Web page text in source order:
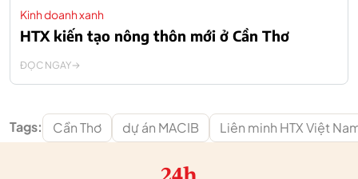
Kinh doanh xanh
HTX kiến tạo nông thôn mới ở Cần Thơ
ĐỌC NGAY
Tags: Cần Thơ dự án MACIB Liên minh HTX Việt